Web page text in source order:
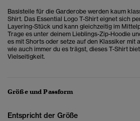
Basisteile für die Garderobe werden kaum
Shirt. Das Essential Logo T-Shirt eignet sich
Layering-Stück und kann gleichzeitig im
Trage es unter deinem Lieblings-Zip-Hoodie
es mit Shorts oder setze auf den Klassiker mit
wie auch immer du es trägst, dieses T-Shirt
Vielseitigkeit.
Größe und Passform
Entspricht der Größe